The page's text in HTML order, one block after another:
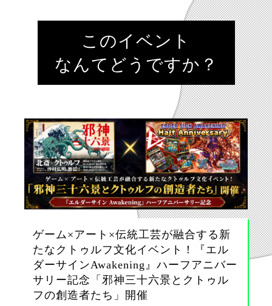
このイベント
なんてどうですか？
ゲーム×アート×伝統工芸が融合する新
たなクトゥルフ文化イベント！『エル
ダーサインAwakening』ハーフアニバー
サリー記念「邪神三十六景とクトゥル
フの創造者たち」開催